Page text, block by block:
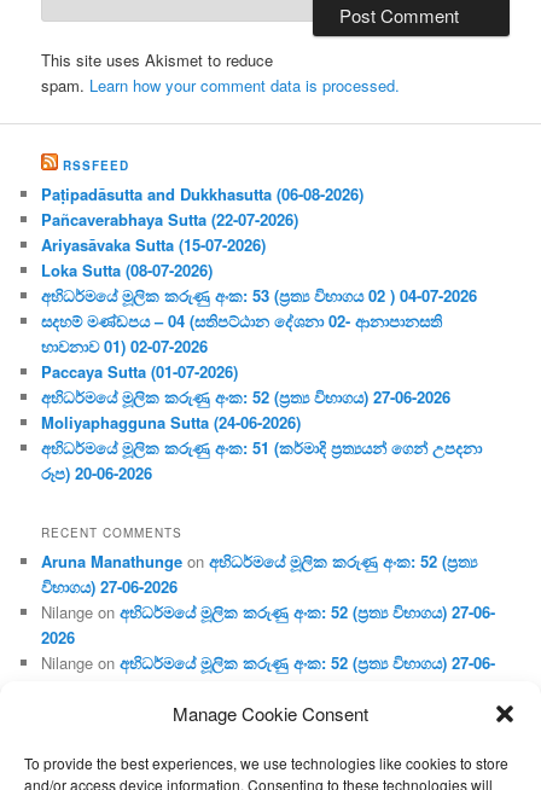
Manage Cookie Consent
To provide the best experiences, we use technologies like cookies to store
and/or access device information. Consenting to these technologies will
This site uses Akismet to reduce
spam. Learn how your comment data is processed.
RSSFEED
Paṭipadāsutta and Dukkhasutta (06-08-2026)
Pañcaverabhaya Sutta (22-07-2026)
Ariyasāvaka Sutta (15-07-2026)
Loka Sutta (08-07-2026)
අභිධර්මයේ මූලික කරුණු අංක: 53 (ප්‍ර‍ත්‍ය විභාගය 02 ) 04-07-2026
සදහම් මණ්ඩපය – 04 (සතිපට්ඨාන දේශනා 02- ආනාපානසති
භාවනාව 01) 02-07-2026
Paccaya Sutta (01-07-2026)
අභිධර්මයේ මූලික කරුණු අංක: 52 (ප්‍ර‍ත්‍ය විභාගය) 27-06-2026
Moliyaphagguna Sutta (24-06-2026)
අභිධර්මයේ මූලික කරුණු අංක: 51 (කර්මාදි ප්‍ර‍ත්‍යයන් ගෙන් උපදනා
රූප) 20-06-2026
RECENT COMMENTS
Aruna Manathunge onඅභිධර්මයේ මූලික කරුණු අංක: 52 (ප්‍ර‍ත්‍ය
විභාගය) 27-06-2026
Nilange onඅභිධර්මයේ මූලික කරුණු අංක: 52 (ප්‍ර‍ත්‍ය විභාගය) 27-06-
2026
Nilange onඅභිධර්මයේ මූලික කරුණු අංක: 52 (ප්‍ර‍ත්‍ය විභාගය) 27-06-
Aruna Manathungeonඅභිධර්මයේ මූලික කරුණු අංක: 46 (හෘදය,
Gunaratneonඅභිධර්මයේ මූලික කරුණු අංක: 46 (හෘදය, ජීවිත,